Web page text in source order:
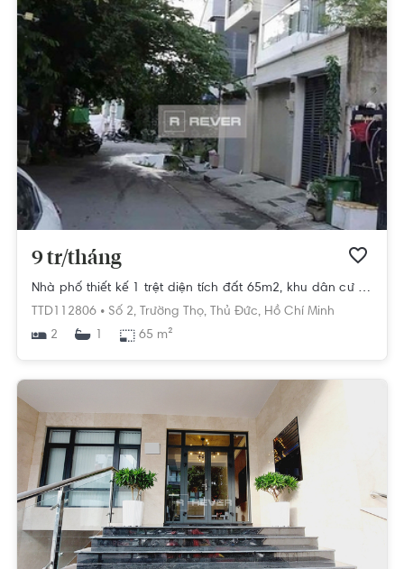
9 tr/tháng
Nhà phố thiết kế 1 trệt diện tích đất 65m2, khu dân cư hiện hữu.
TTD112806 • Số 2, Trường Thọ, Thủ Đức, Hồ Chí Minh
2
1 65 m²